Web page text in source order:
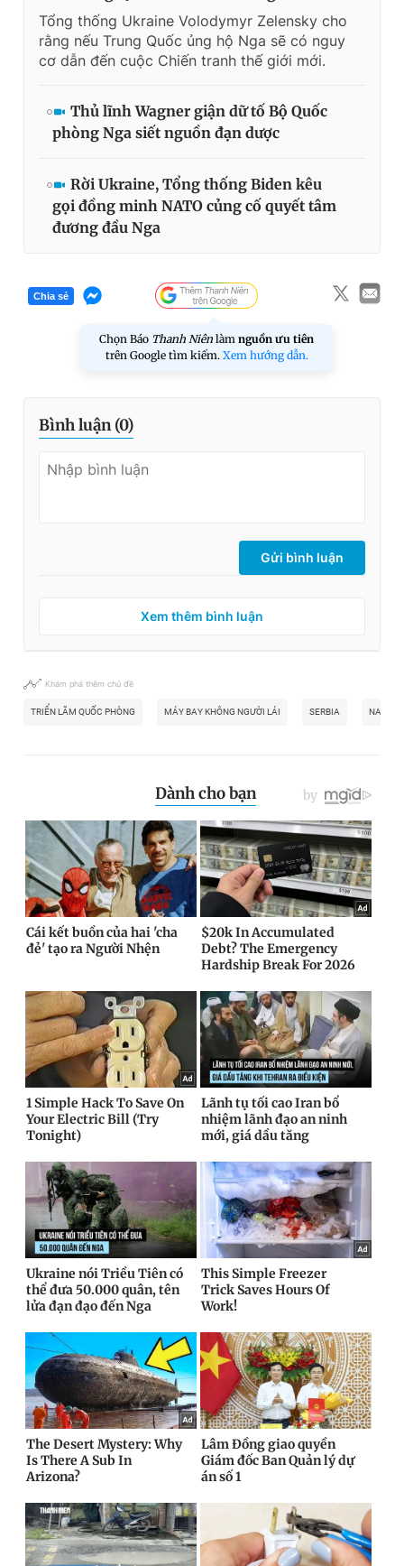
Tổng thống Ukraine Volodymyr Zelensky cho
rằng nếu Trung Quốc ủng hộ Nga sẽ có nguy
cơ dẫn đến cuộc Chiến tranh thế giới mới.
Thủ lĩnh Wagner giận dữ tố Bộ Quốc
phòng Nga siết nguồn đạn dược
Rời Ukraine, Tổng thống Biden kêu
gọi đồng minh NATO củng cố quyết tâm
đương đầu Nga
Chia sẻ
Chọn Báo Thanh Niên làm nguồn ưu tiên
trên Google tìm kiếm. Xem hướng dẫn.
Bình luận (0)
Gửi bình luận
Xem thêm bình luận
Khám phá thêm chủ đề
TRIỂN LÃM QUỐC PHÒNG MÁY BAY KHÔNG NGƯỜI LÁI SERBIA NATO